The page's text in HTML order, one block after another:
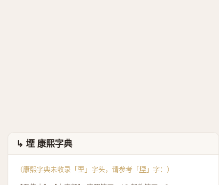
↳ 堙 康熙字典
（康熙字典未收录「垔」字头，请参考「堙 」字：）